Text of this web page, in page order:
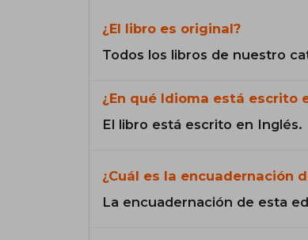
¿El libro es original?
Todos los libros de nuestro
¿En qué Idioma está escrito
El libro está escrito en Inglés.
¿Cuál es la encuadernación
La encuadernación de esta